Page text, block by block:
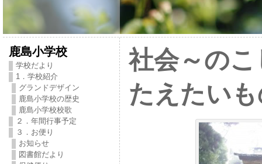
鹿島小学校
学校だより
1．学校紹介
グランドデザイン
鹿島小学校の歴史
鹿島小学校校歌
２．年間行事予定
３．お便り
お知らせ
図書館だより
社会～の
たえたい